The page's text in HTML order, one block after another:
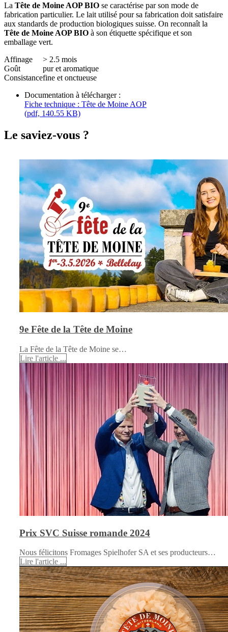
La Tête de Moine AOP BIO se caractérise par son mode de
fabrication particulier. Le lait utilisé pour sa fabrication doit satisfaire
aux standards de production biologiques suisse. On reconnaît la
Tête de Moine AOP BIO à son étiquette spécifique et son
emballage vert.
Affinage
> 2.5 mois
Goût
pur et aromatique
Consistancefine et onctueuse
Documentation à télécharger :
Fiche technique : Tête de Moine AOP
(pdf, 140.55 KB)
Le saviez-vous ?
9e Fête de la Tête de Moine
La Fête de la Tête de Moine se…
Lire l'article ...
Prix SVC Suisse romande 2024
Nous félicitons Fromages Spielhofer SA et ses producteurs…
Lire l'article ...